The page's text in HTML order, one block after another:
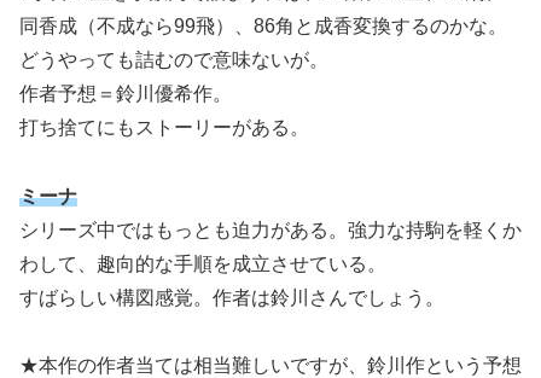
同香成（不成なら99飛）、86角と成香変換するのかな。
どうやっても詰むので意味ないが。
作者予想＝鈴川優希作。
打ち捨てにもストーリーがある。
ミーナ
シリーズ中ではもっとも迫力がある。強力な持駒を軽くか
わして、趣向的な手順を成立させている。
すばらしい構図感覚。作者は鈴川さんでしょう。
★本作の作者当ては相当難しいですが、鈴川作という予想